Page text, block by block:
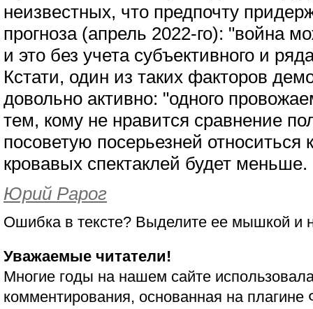
неизвестных, что предпочту
прогноза (апрель 2022-го): "война
и это без учета субъективного и
Кстати, один из таких факторов
довольно активно: "одного
тем, кому не нравится сравнение
посоветую посерьезней относиться
кровавых спектаклей будет меньше.
Юрий Рарог
Ошибка в тексте? Выделите ее мышкой и
Уважаемые читатели!
Многие годы на нашем сайте
комментирования, основанная на